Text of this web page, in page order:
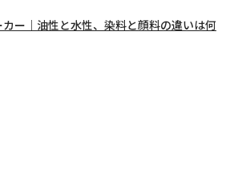
ー｜油性と水性、染料と顔料の違いは何